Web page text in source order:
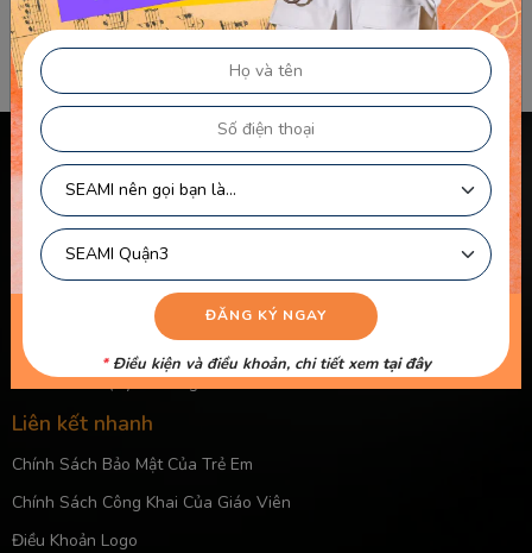
Cherry Yêu Quái
Chính sách & điều khoản
Thông Tin Chủ Sở Hữu Website
Điều Khoản Dành Cho Học Viên Và Gia Sư – Giảng Viên
Điều khoản Dành cho HLV-Giáo Viên
Chính Sách Sử Dụng Cookie
Chính Sách Bảo Mật
Chính Sách Quyền Riêng Tư
Liên kết nhanh
Chính Sách Bảo Mật Của Trẻ Em
Chính Sách Công Khai Của Giáo Viên
Điều Khoản Logo
*Điều kiện và điều khoản, chi tiết xem tại đây